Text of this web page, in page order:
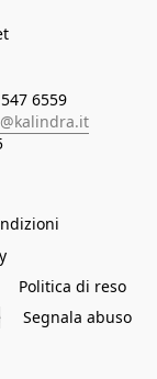
6559
Politica di reso
Segnala abuso